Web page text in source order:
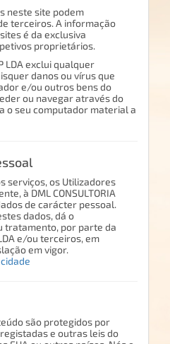
neste site podem
terceiros. A informação
é da exclusiva
proprietários.
LDA exclui qualquer
danos ou vírus que
e/ou outros bens do
ou navegar através do
o seu computador material a
serviços, os Utilizadores
à DML CONSULTORIA
de carácter pessoal.
dados, dá o
tratamento, por parte da
LDA e/ou terceiros, em
em vigor.
são protegidos por
e outras leis do